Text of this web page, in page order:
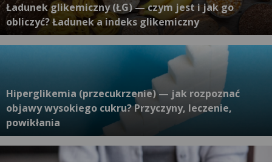
Ładunek glikemiczny (ŁG) — czym jest i jak go
obliczyć? Ładunek a indeks glikemiczny
Hiperglikemia (przecukrzenie) — jak rozpoznać
objawy wysokiego cukru? Przyczyny, leczenie,
powikłania